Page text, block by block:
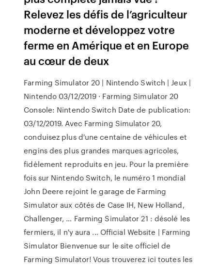
Relevez les défis de l’agriculteur
moderne et développez votre
ferme en Amérique et en Europe
au cœur de deux
Farming Simulator 20 | Nintendo Switch | Jeux |
Nintendo 03/12/2019 · Farming Simulator 20
Console: Nintendo Switch Date de publication:
03/12/2019. Avec Farming Simulator 20,
conduisez plus d'une centaine de véhicules et
engins des plus grandes marques agricoles,
fidèlement reproduits en jeu. Pour la première
fois sur Nintendo Switch, le numéro 1 mondial
John Deere rejoint le garage de Farming
Simulator aux côtés de Case IH, New Holland,
Challenger, … Farming Simulator 21 : désolé les
fermiers, il n'y aura ... Official Website | Farming
Simulator Bienvenue sur le site officiel de
Farming Simulator! Vous trouverez ici toutes les